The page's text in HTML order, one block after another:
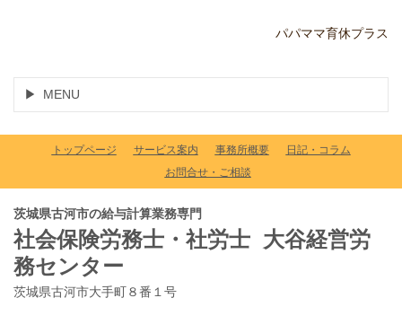
パパママ育休プラス
MENU
トップページ サービス案内 事務所概要
日記・コラム
お問合せ・ご相談
茨城県古河市の給与計算業務専門
社会保険労務士・社労士 大谷経営労
務センター
茨城県古河市大手町８番１号